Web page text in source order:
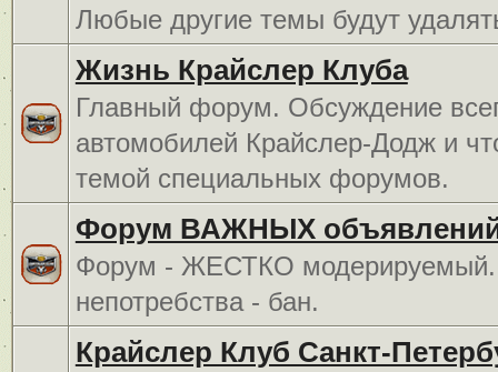
Любые другие темы будут
Жизнь Крайслер Клуба
Главный форум. Обсуждение
автомобилей Крайслер-Додж и
темой специальных форумов.
Форум ВАЖНЫХ
Форум - ЖЕСТКО
непотребства - бан.
Крайслер Клуб Санкт-